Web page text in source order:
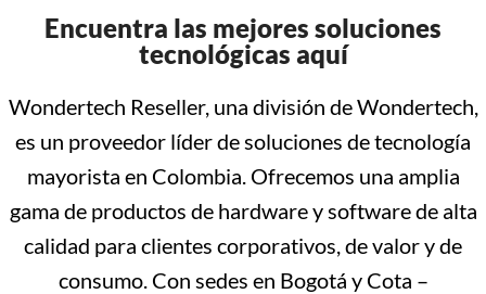
Encuentra las mejores soluciones
tecnológicas aquí
Wondertech Reseller, una división de Wondertech,
es un proveedor líder de soluciones de tecnología
mayorista en Colombia. Ofrecemos una amplia
gama de productos de hardware y software de alta
calidad para clientes corporativos, de valor y de
consumo. Con sedes en Bogotá y Cota –